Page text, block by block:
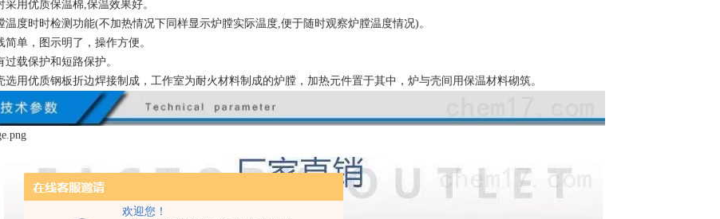
欢迎您！
采用优质保温棉,保温效果好。
温度时时检测功能(不加热情况下同样显示炉膛实际温度,便于随时观察炉膛温度情况)。
简单，图示明了，操作方便。
过载保护和短路保护。
选用优质钢板折边焊接制成，工作室为耐火材料制成的炉膛，加热元件置于其中，炉与壳间用保温材料砌筑。